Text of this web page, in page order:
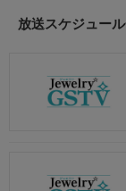
放送スケジュー